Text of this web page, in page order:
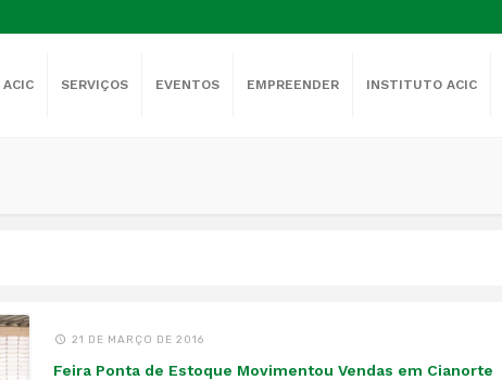
ACIC SERVIÇOS EVENTOS EMPREENDER INSTITUTO ACIC
21 DE MARÇO DE 2016
Feira Ponta de Estoque Movimentou Vendas em Cianorte